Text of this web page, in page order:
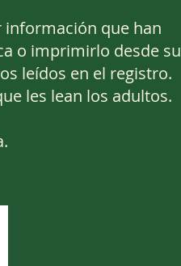
información que han
o imprimirlo desde su
leídos en el registro.
les lean los adultos.